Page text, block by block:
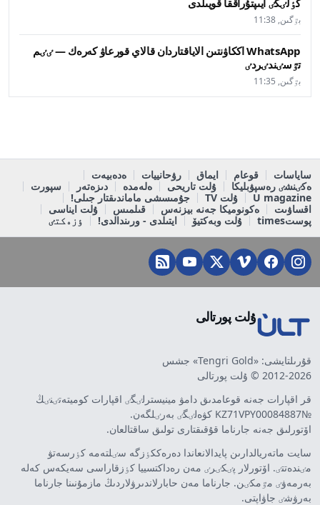
بٷگىن, 11:38
WhatsApp اككاۋنتىن الاياقتاردان قالاي قورعاۋ كەرەك — ٸٸم
تٷسٸندٸردٸ
بٷگىن, 11:35
ساياسات قوعام ايماق رۋحانييات
ەدەبيەت
ەكٸنشٸ رەسپۋبليكا
ۇلت تاريحى ەلەمدە دىزەتەر
سپورت
U magazine
ۇلت TV
جۇمىسشى ماماندىقتار جىلى!
اقساۋىت
ەكونوميكا جەنە بيزنەس قىلمىس
ۇلت ايناسى
پوستtimes
ۇلت وبەكتيۆ ايتىلدى - ورىندالدى! ٶزەكتٸ
ۇلت پورتالى
قۇرىلتايشى: «Tengri Gold» جشس
2012-2026 © ۇلت پورتالى
قر اقپارات جەنە قوعامدىق دامۋ مينيسترلٸگٸ اقپارات كوميتەتٸنٸڭ
№KZ71VPY00084887 كۋەلٸگٸ بەرٸلگەن.
اۆتورلىق جەنە جارناما قۇقىقتارى تولىق ساقتالعان.
سايت ماتەريالدارىن پايدالانعاندا دەرەككٶزگە سٸلتەمە كٶرسەتۋ
مٸندەتتٸ. اۆتورلار پٸكٸرٸ مەن رەداكتسييا كٶزقاراسى سەيكەس كەلە
بەرمەۋٸ مٷمكٸن. جارناما مەن حابارلاندىرۋلاردىڭ مازمۇنىنا جارناما
بەرۋشٸ جاۋاپتى.